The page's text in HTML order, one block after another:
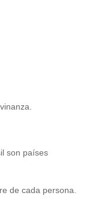
son países
de cada persona.